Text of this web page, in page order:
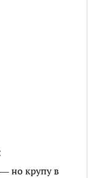
но крупу в